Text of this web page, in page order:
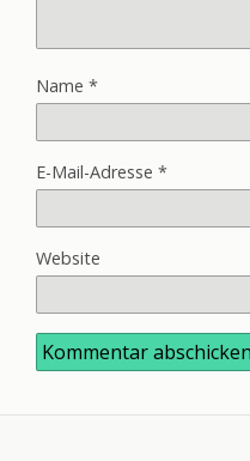
Name *
E-Mail-Adresse *
Website